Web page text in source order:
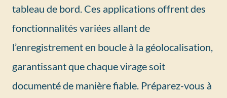
tableau de bord. Ces applications offrent des
fonctionnalités variées allant de
l’enregistrement en boucle à la géolocalisation,
garantissant que chaque virage soit
documenté de manière fiable. Préparez-vous à